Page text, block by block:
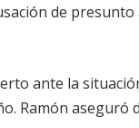
de
ante la
Ramón